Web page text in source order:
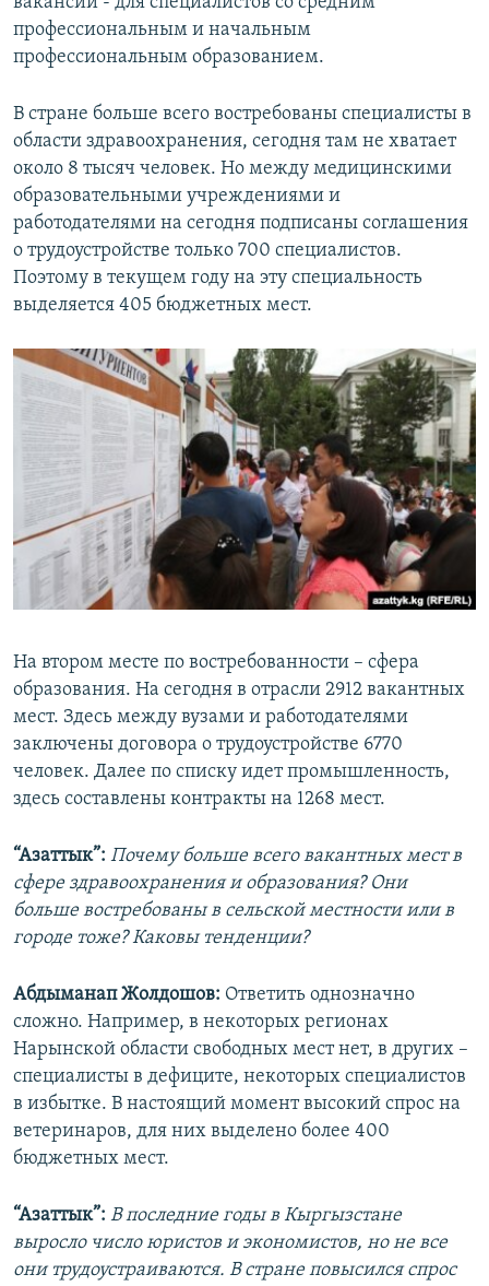
профессиональным и начальным
профессиональным образованием.
В стране больше всего востребованы специалисты в
области здравоохранения, сегодня там не хватает
около 8 тысяч человек. Но между медицинскими
образовательными учреждениями и
работодателями на сегодня подписаны соглашения
о трудоустройстве только 700 специалистов.
Поэтому в текущем году на эту специальность
выделяется 405 бюджетных мест.
На втором месте по востребованности – сфера
образования. На сегодня в отрасли 2912 вакантных
мест. Здесь между вузами и работодателями
заключены договора о трудоустройстве 6770
человек. Далее по списку идет промышленность,
здесь составлены контракты на 1268 мест.
“Азаттык”: Почему больше всего вакантных мест в
сфере здравоохранения и образования? Они
больше востребованы в сельской местности или в
городе тоже? Каковы тенденции?
Абдыманап Жолдошов: Ответить однозначно
сложно. Например, в некоторых регионах
Нарынской области свободных мест нет, в других –
специалисты в дефиците, некоторых специалистов
в избытке. В настоящий момент высокий спрос на
ветеринаров, для них выделено более 400
бюджетных мест.
“Азаттык”: В последние годы в Кыргызстане
выросло число юристов и экономистов, но не все
они трудоустраиваются. В стране повысился спрос